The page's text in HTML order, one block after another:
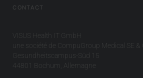
CONTACT
VISUS Health IT GmbH
une société de CompuGroup Medical SE &
Gesundheitscampus-Süd 15
44801 Bochum, Allemagne